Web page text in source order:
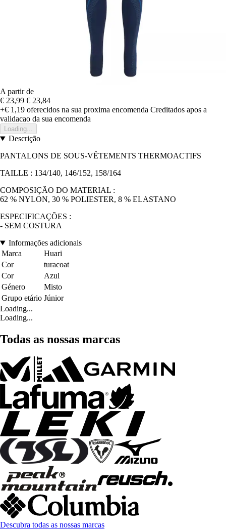
A partir de
€ 23,99 € 23,84
+€ 1,19 oferecidos na sua proxima encomenda Creditados apos a
validacao da sua encomenda
Loading...
Descrição
PANTALONS DE SOUS-VÊTEMENTS THERMOACTIFS
TAILLE : 134/140, 146/152, 158/164
COMPOSIÇÃO DO MATERIAL :
62 % NYLON, 30 % POLIESTER, 8 % ELASTANO
ESPECIFICAÇÕES :
- SEM COSTURA
Informações adicionais
Marca
Huari
Cor
turacoat
Cor
Azul
Género
Misto
Grupo etário Júnior
Loading...
Loading...
Todas as nossas marcas
Descubra todas as nossas marcas